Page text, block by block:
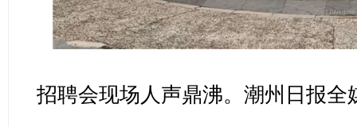
招聘会现场人声鼎沸。潮州日报全